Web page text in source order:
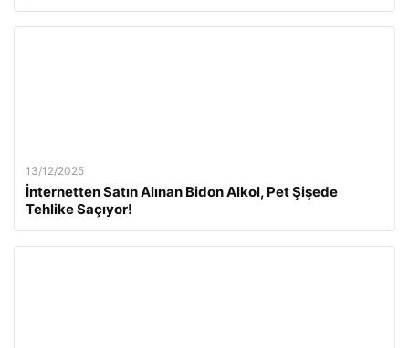
13/12/2025
İnternetten Satın Alınan Bidon Alkol, Pet Şişede
Tehlike Saçıyor!